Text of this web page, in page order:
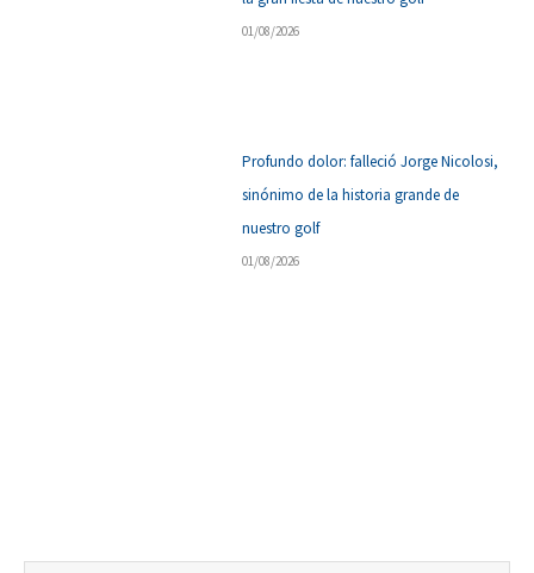
01/08/2026
Profundo dolor: falleció Jorge Nicolosi,
sinónimo de la historia grande de
nuestro golf
01/08/2026